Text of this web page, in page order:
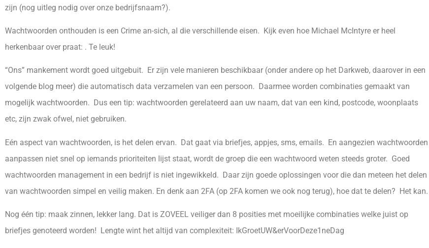
zijn (nog uitleg nodig over onze bedrijfsnaam?).
Wachtwoorden onthouden is een Crime an-sich, al die verschillende eisen. Kijk even hoe Michael McIntyre er heel
herkenbaar over praat: . Te leuk!
“Ons” mankement wordt goed uitgebuit. Er zijn vele manieren beschikbaar (onder andere op het Darkweb, daarover in een
volgende blog meer) die automatisch data verzamelen van een persoon. Daarmee worden combinaties gemaakt van
mogelijk wachtwoorden. Dus een tip: wachtwoorden gerelateerd aan uw naam, dat van een kind, postcode, woonplaats
etc, zijn zwak ofwel, niet gebruiken.
Eén aspect van wachtwoorden, is het delen ervan. Dat gaat via briefjes, appjes, sms, emails. En aangezien wachtwoorden
aanpassen niet snel op iemands prioriteiten lijst staat, wordt de groep die een wachtwoord weten steeds groter. Goed
wachtwoorden management in een bedrijf is niet ingewikkeld. Daar zijn goede oplossingen voor die dan meteen het delen
van wachtwoorden simpel en veilig maken. En denk aan 2FA (op 2FA komen we ook nog terug), hoe dat te delen? Het kan.
Nog één tip: maak zinnen, lekker lang. Dat is ZOVEEL veiliger dan 8 posities met moeilijke combinaties welke juist op
briefjes genoteerd worden! Lengte wint het altijd van complexiteit: IkGroetUW&erVoorDeze1neDag